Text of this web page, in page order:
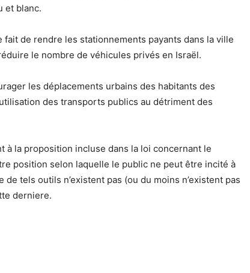
et blanc.
de rendre les stationnements payants dans la ville
le nombre de véhicules privés en Israël.
les déplacements urbains des habitants des
des transports publics au détriment des
à la proposition incluse dans la loi concernant le
position selon laquelle le public ne peut être incité à
tels outils n’existent pas (ou du moins n’existent pas
derniere.